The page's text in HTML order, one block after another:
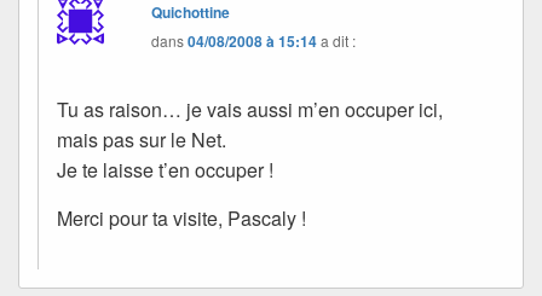
Quichottine
dans04/08/2008 à 15:14a dit :
Tu as raison… je vais aussi m’en occuper ici,
mais pas sur le Net.
Je te laisse t’en occuper !
Merci pour ta visite, Pascaly !